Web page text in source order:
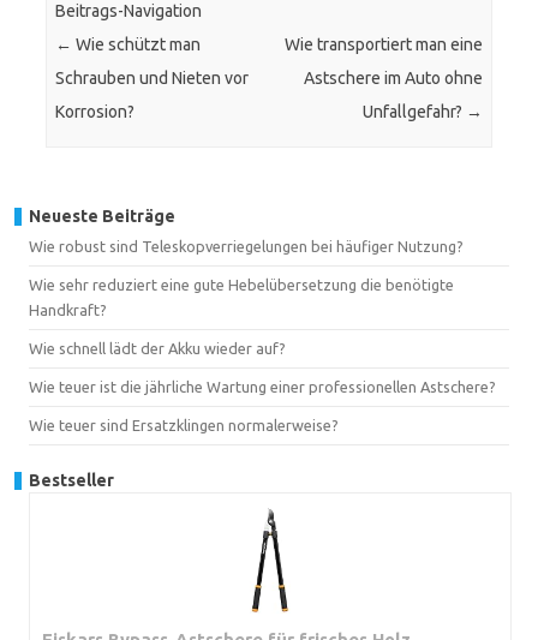
Beitrags-Navigation
← Wie schützt man
Schrauben und Nieten vor
Korrosion?
Wie transportiert man eine
Astschere im Auto ohne
Unfallgefahr? →
Neueste Beiträge
Wie robust sind Teleskopverriegelungen bei häufiger Nutzung?
Wie sehr reduziert eine gute Hebelübersetzung die benötigte
Handkraft?
Wie schnell lädt der Akku wieder auf?
Wie teuer ist die jährliche Wartung einer professionellen Astschere?
Wie teuer sind Ersatzklingen normalerweise?
Bestseller